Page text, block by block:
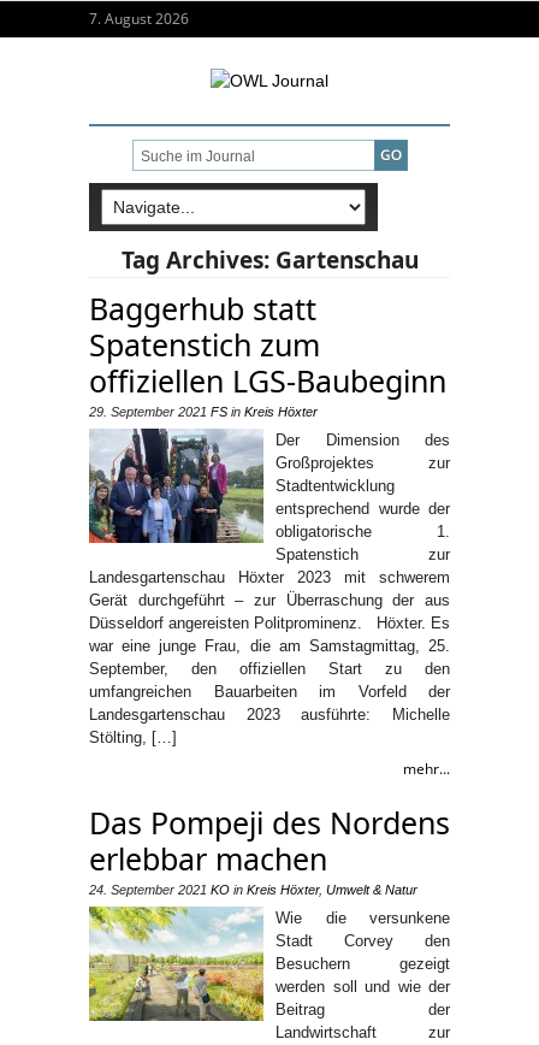
7. August 2026
Tag Archives: Gartenschau
Baggerhub statt
Spatenstich zum
offiziellen LGS-Baubeginn
29. September 2021 FS in Kreis Höxter
Der Dimension des
Großprojektes zur
Stadtentwicklung
entsprechend wurde der
obligatorische 1.
Spatenstich zur
Landesgartenschau Höxter 2023 mit schwerem
Gerät durchgeführt – zur Überraschung der aus
Düsseldorf angereisten Politprominenz. Höxter. Es
war eine junge Frau, die am Samstagmittag, 25.
September, den offiziellen Start zu den
umfangreichen Bauarbeiten im Vorfeld der
Landesgartenschau 2023 ausführte: Michelle
Stölting, […]
mehr...
Das Pompeji des Nordens
erlebbar machen
24. September 2021 KO in Kreis Höxter, Umwelt & Natur
Wie die versunkene
Stadt Corvey den
Besuchern gezeigt
werden soll und wie der
Beitrag der
Landwirtschaft zur